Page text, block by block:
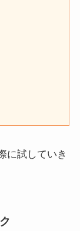
に試していき